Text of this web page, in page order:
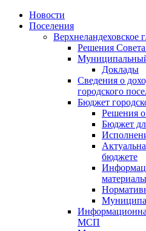
Skip
Новости
Поселения
Верхнеландеховское
Решения Совета
Доклады
Сведения о
городского
Бюджет
Решения
Бюджет
бюджете
материалы
МСП